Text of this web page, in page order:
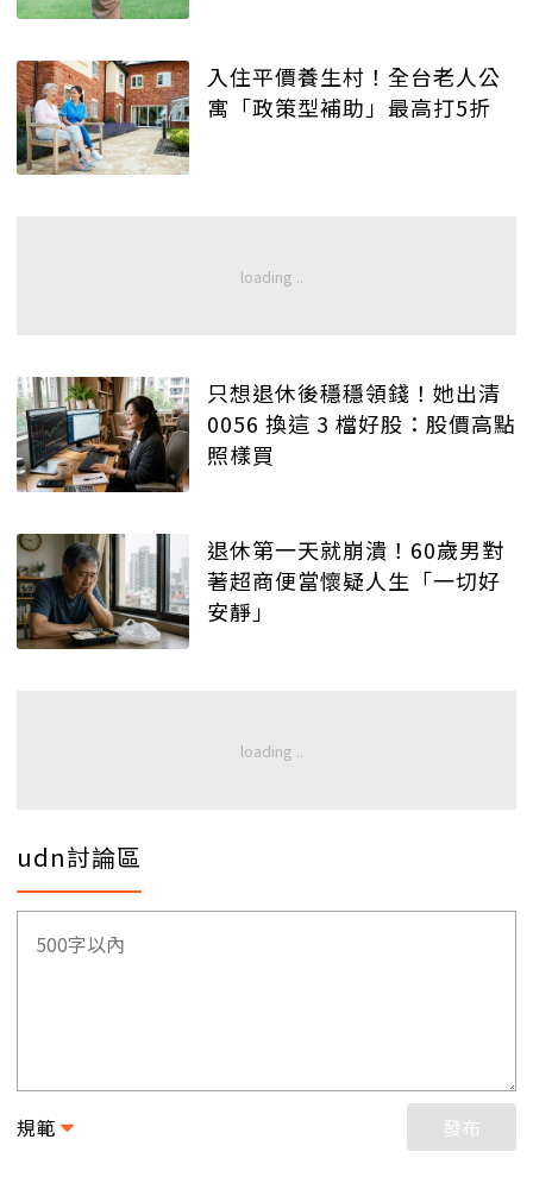
入住平價養生村！全台老人公
寓「政策型補助」最高打5折
只想退休後穩穩領錢！她出清
0056 換這 3 檔好股：股價高點
照樣買
退休第一天就崩潰！60歲男對
著超商便當懷疑人生「一切好
安靜」
udn討論區
規範 發布